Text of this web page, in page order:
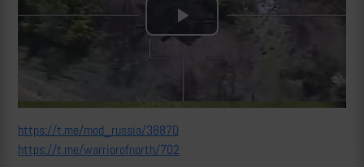
Play
https://t.me/mod_russia/38870
https://t.me/warriorofnorth/702